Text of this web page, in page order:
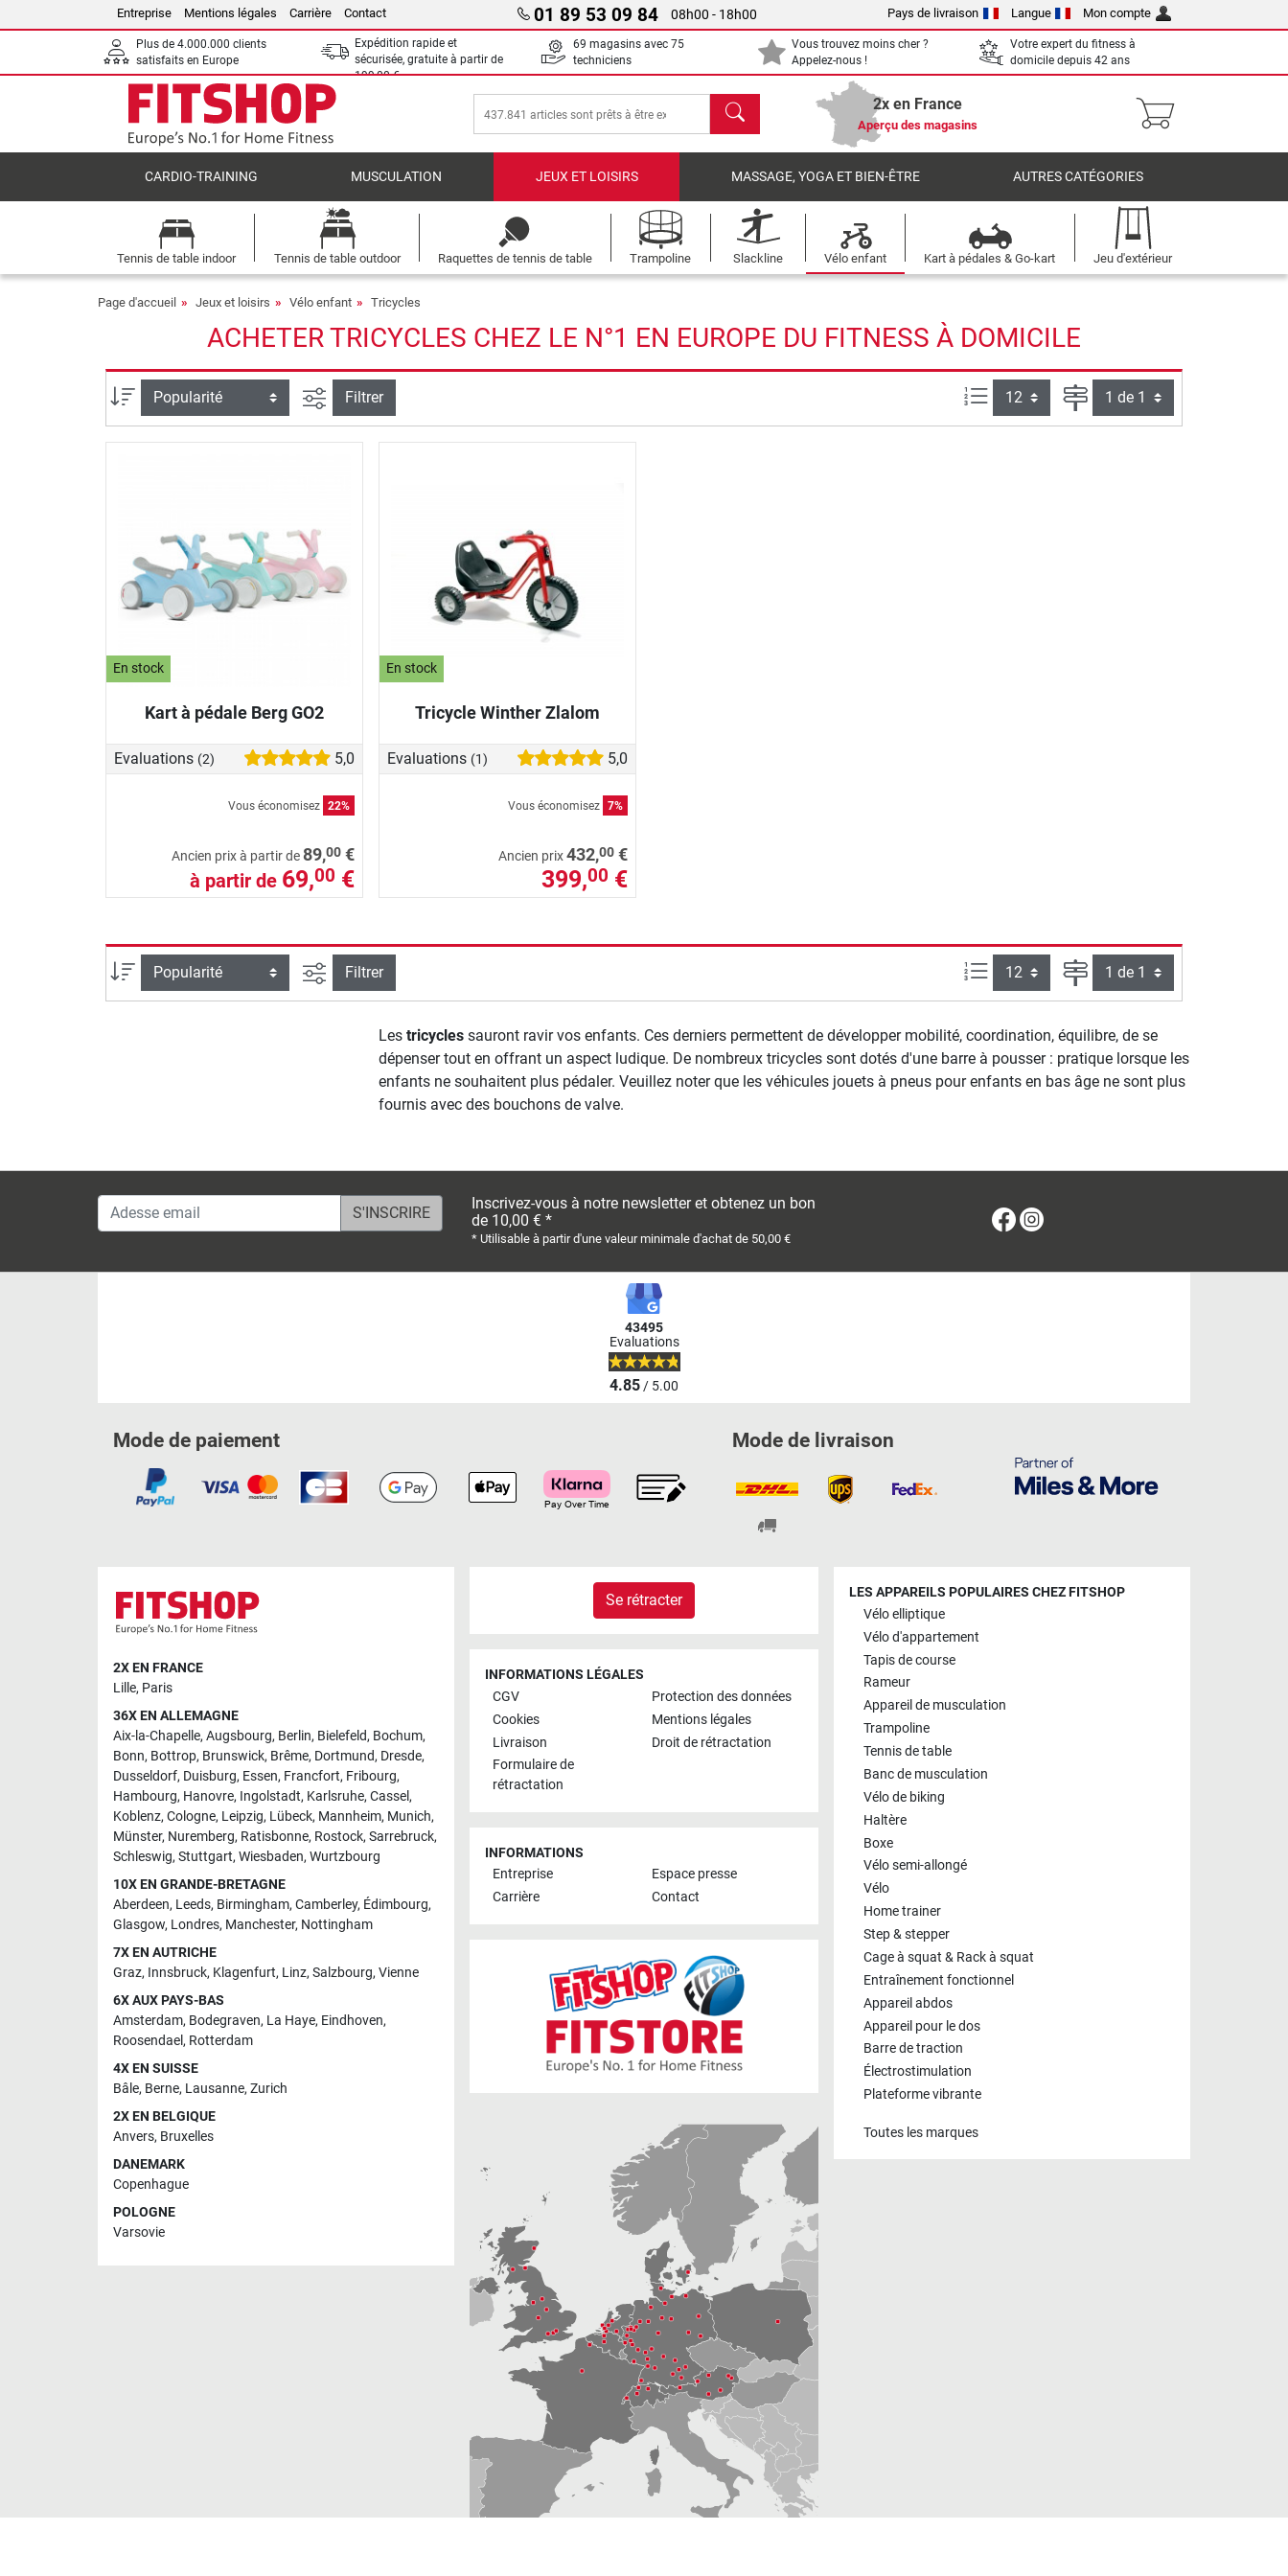
Entreprise Mentions légales Carrière Contact 01 89 53 09 84 08h00 - 18h00 Pays de livraison Langue Mon compte
Plus de 4.000.000 clients
satisfaits en Europe
Expédition rapide et
sécurisée, gratuite à partir de
199,00 €
69 magasins avec 75
techniciens
Vous trouvez moins cher ?
Appelez-nous !
Votre expert du fitness à
domicile depuis 42 ans
chercher 2x en France
Aperçu des magasins
CARDIO-TRAINING MUSCULATION JEUX ET LOISIRS MASSAGE, YOGA ET BIEN-ÊTRE AUTRES CATÉGORIES
Tennis de table indoor Tennis de table outdoor Raquettes de tennis de table Trampoline Slackline Vélo enfant Kart à pédales & Go-kart Jeu d'extérieur
Page d'accueil Jeux et loisirs Vélo enfant Tricycles
ACHETER TRICYCLES CHEZ LE N°1 EN EUROPE DU FITNESS À DOMICILE
Trier par Filtrer la recherche
Filtrer Articles par page :Page
En stock
Kart à pédale Berg GO2
Evaluations (2) 5,0
Vous économisez 22%
Ancien prix à partir de89,00 €
à partir de 69,00 €
En stock
Tricycle Winther Zlalom
Evaluations (1) 5,0
Vous économisez 7%
Ancien prix432,00 €
399,00 €
Trier par Filtrer la recherche
Filtrer Articles par page :Page
Les tricyclessauront ravir vos enfants. Ces derniers permettent de développer mobilité, coordination, équilibre, de se
dépenser tout en offrant un aspect ludique. De nombreux tricycles sont dotés d'une barre à pousser : pratique lorsque les
enfants ne souhaitent plus pédaler. Veuillez noter que les véhicules jouets à pneus pour enfants en bas âge ne sont plus
fournis avec des bouchons de valve.
Adesse email
Inscrivez-vous à notre newsletter et obtenez un bon
de 10,00 € *
* Utilisable à partir d'une valeur minimale d'achat de 50,00 €
Facebook
43495
Evaluations
4.85/ 5.00
Mode de paiement Mode de livraison
2X EN FRANCE
Lille, Paris
36X EN ALLEMAGNE
Aix-la-Chapelle, Augsbourg, Berlin, Bielefeld, Bochum,
Bonn, Bottrop, Brunswick, Brême, Dortmund, Dresde,
Dusseldorf, Duisburg, Essen, Francfort, Fribourg,
Hambourg, Hanovre, Ingolstadt, Karlsruhe, Cassel,
Koblenz, Cologne, Leipzig, Lübeck, Mannheim, Munich,
Münster, Nuremberg, Ratisbonne, Rostock, Sarrebruck,
Schleswig, Stuttgart, Wiesbaden, Wurtzbourg
10X EN GRANDE-BRETAGNE
Aberdeen, Leeds, Birmingham, Camberley, Édimbourg,
Glasgow, Londres, Manchester, Nottingham
7X EN AUTRICHE
Graz, Innsbruck, Klagenfurt, Linz, Salzbourg, Vienne
6X AUX PAYS-BAS
Amsterdam, Bodegraven, La Haye, Eindhoven,
Roosendael, Rotterdam
4X EN SUISSE
Bâle, Berne, Lausanne, Zurich
2X EN BELGIQUE
Anvers, Bruxelles
DANEMARK
Copenhague
POLOGNE
Varsovie
Se rétracter
INFORMATIONS LÉGALES
CGV
Protection des données
Cookies
Mentions légales
Livraison
Droit de rétractation
Formulaire de
rétractation
INFORMATIONS
Entreprise
Espace presse
Carrière
Contact
LES APPAREILS POPULAIRES CHEZ FITSHOP
Vélo elliptique
Vélo d'appartement
Tapis de course
Rameur
Appareil de musculation
Trampoline
Tennis de table
Banc de musculation
Vélo de biking
Haltère
Boxe
Vélo semi-allongé
Vélo
Home trainer
Step & stepper
Cage à squat & Rack à squat
Entraînement fonctionnel
Appareil abdos
Appareil pour le dos
Barre de traction
Électrostimulation
Plateforme vibrante
Toutes les marques